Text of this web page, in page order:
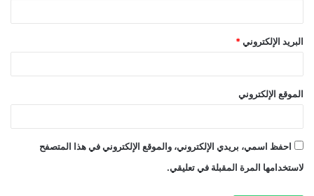
البريد الإلكتروني *
الموقع الإلكتروني
احفظ اسمي، بريدي الإلكتروني، والموقع الإلكتروني في هذا المتصفح
لاستخدامها المرة المقبلة في تعليقي.